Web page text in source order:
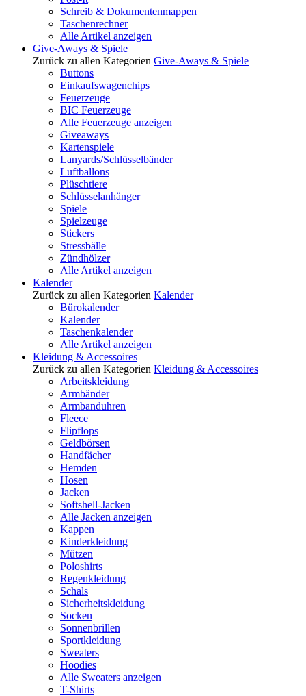
Schreib & Dokumentenmappen
Taschenrechner
Alle Artikel anzeigen
Give-Aways & Spiele
Zurück zu allen Kategorien Give-Aways & Spiele
Buttons
Einkaufswagenchips
Feuerzeuge
BIC Feuerzeuge
Alle Feuerzeuge anzeigen
Giveaways
Kartenspiele
Lanyards/Schlüsselbänder
Luftballons
Plüschtiere
Schlüsselanhänger
Spiele
Spielzeuge
Stickers
Stressbälle
Zündhölzer
Alle Artikel anzeigen
Kalender
Zurück zu allen Kategorien Kalender
Bürokalender
Kalender
Taschenkalender
Alle Artikel anzeigen
Kleidung & Accessoires
Zurück zu allen Kategorien Kleidung & Accessoires
Arbeitskleidung
Armbänder
Armbanduhren
Fleece
Flipflops
Geldbörsen
Handfächer
Hemden
Hosen
Jacken
Softshell-Jacken
Alle Jacken anzeigen
Kappen
Kinderkleidung
Mützen
Poloshirts
Regenkleidung
Schals
Sicherheitskleidung
Socken
Sonnenbrillen
Sportkleidung
Sweaters
Hoodies
Alle Sweaters anzeigen
T-Shirts